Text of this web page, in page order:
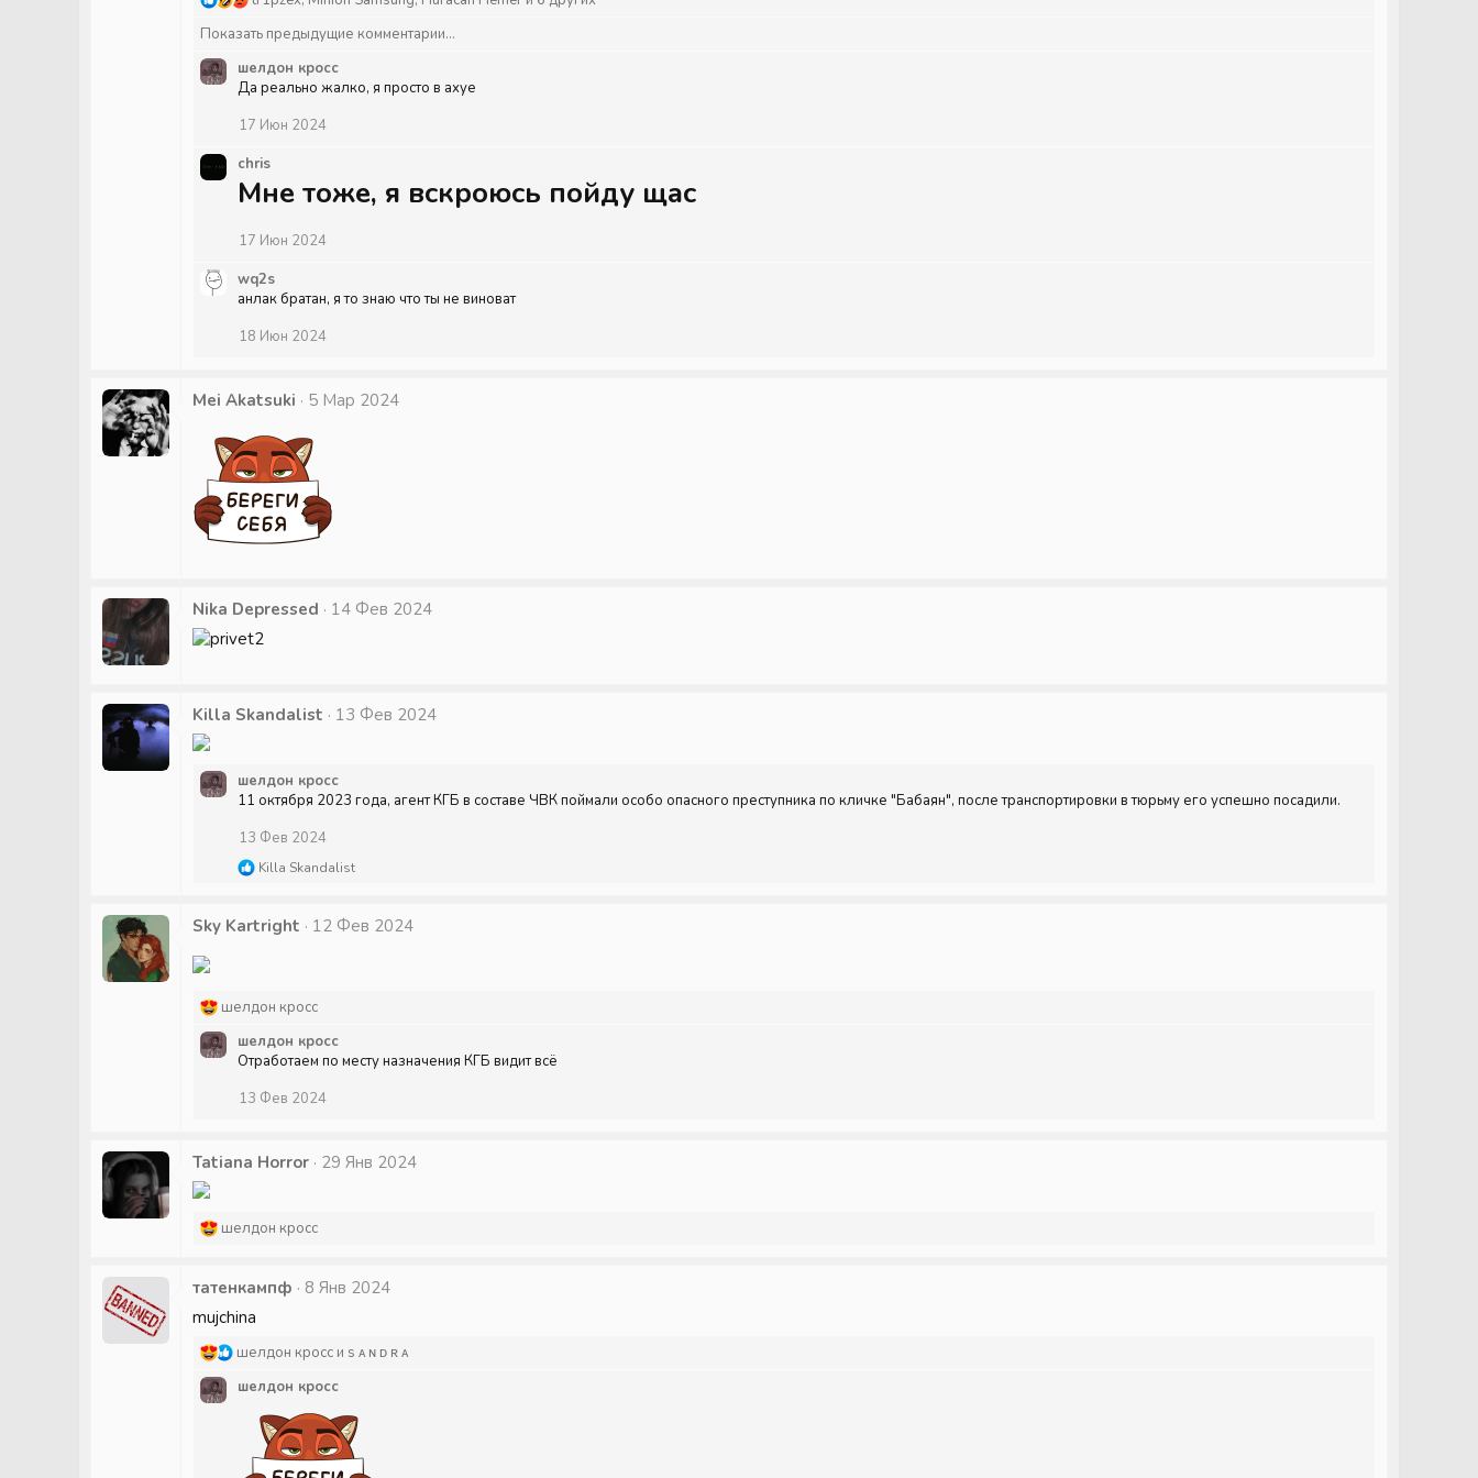
а
ц
и
и
Показать предыдущие комментарии...
шелдон кросс
Да реально жалко, я просто в ахуе
17 Июн 2024
chris
Мне тоже, я вскроюсь пойду щас
17 Июн 2024
wq2s
анлак братан, я то знаю что ты не виноват
18 Июн 2024
Mei Akatsuki 5 Мар 2024
Nika Depressed 14 Фев 2024
Killa Skandalist 13 Фев 2024
шелдон кросс
11 октября 2023 года, агент КГБ в составе ЧВК поймали особо опасного преступника по кличке "Бабаян", после транспортировки в тюрьму его успешно посадили.
13 Фев 2024
Р
к
ц
Killa Skandalist
Sky Kartright 12 Фев 2024
Р
а
шелдон кросс
шелдон кросс
Отработаем по месту назначения КГБ видит всё
13 Фев 2024
Tatiana Horror 29 Янв 2024
Р
к
ц
и
и
:
шелдон кросс
татенкампф
8 Янв 2024
mujchina
Р
а
шелдон кросс и s ᴀ ɴ ᴅ ʀ ᴀ ㅤ
шелдон кросс